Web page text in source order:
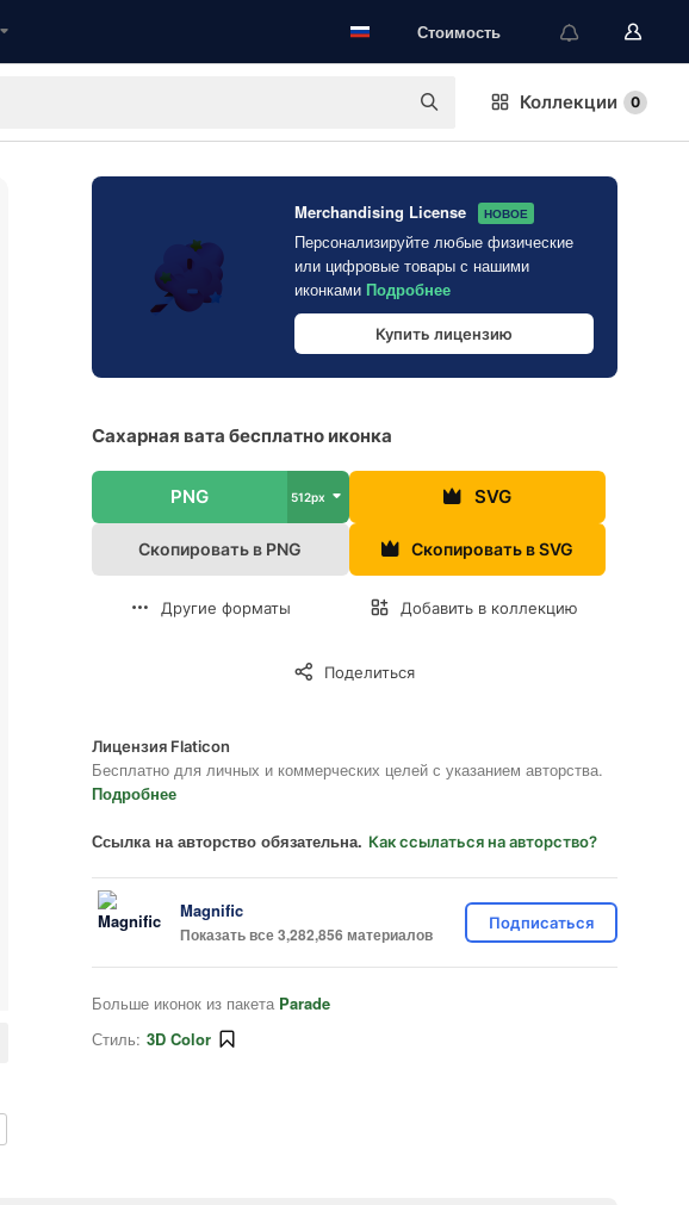
Стоимость
Коллекции 0
Merchandising License НОВОЕ
Персонализируйте любые физические
или цифровые товары с нашими
иконками Подробнее
Купить лицензию
Сахарная вата бесплатно иконка
PNG 512px SVG
Скопировать в PNG Скопировать в SVG
Другие форматы Добавить в коллекцию
Поделиться
Лицензия Flaticon
Бесплатно для личных и коммерческих целей с указанием авторства.
Подробнее
Ссылка на авторство обязательна. Как ссылаться на авторство?
Magnific
Показать все 3,282,856 материалов
Подписаться
Больше иконок из пакета Parade
Стиль: 3D Color